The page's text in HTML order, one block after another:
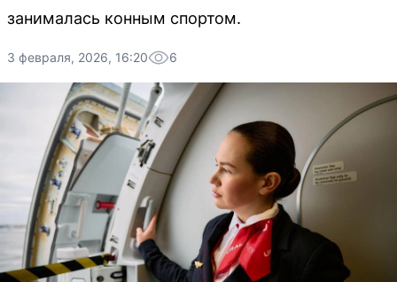
занималась конным спортом.
3 февраля, 2026, 16:20 6